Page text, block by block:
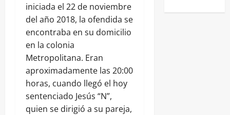
iniciada el 22 de noviembre
del año 2018, la ofendida se
encontraba en su domicilio
en la colonia
Metropolitana. Eran
aproximadamente las 20:00
horas, cuando llegó el hoy
sentenciado Jesús “N”,
quien se dirigió a su pareja,